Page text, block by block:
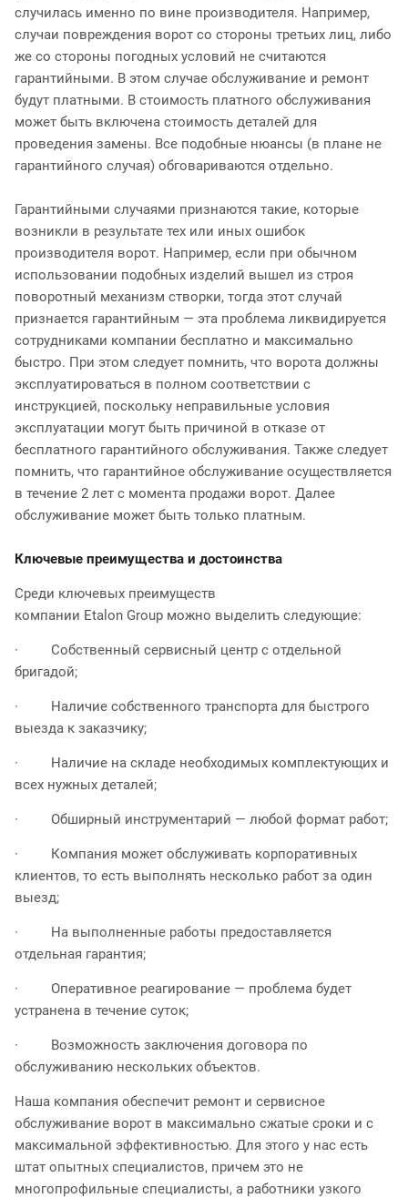
случилась именно по вине производителя. Например,
случаи повреждения ворот со стороны третьих лиц, либо
же со стороны погодных условий не считаются
гарантийными. В этом случае обслуживание и ремонт
будут платными. В стоимость платного обслуживания
может быть включена стоимость деталей для
проведения замены. Все подобные нюансы (в плане не
гарантийного случая) обговариваются отдельно.
Гарантийными случаями признаются такие, которые
возникли в результате тех или иных ошибок
производителя ворот. Например, если при обычном
использовании подобных изделий вышел из строя
поворотный механизм створки, тогда этот случай
признается гарантийным — эта проблема ликвидируется
сотрудниками компании бесплатно и максимально
быстро. При этом следует помнить, что ворота должны
эксплуатироваться в полном соответствии с
инструкцией, поскольку неправильные условия
эксплуатации могут быть причиной в отказе от
бесплатного гарантийного обслуживания. Также следует
помнить, что гарантийное обслуживание осуществляется
в течение 2 лет с момента продажи ворот. Далее
обслуживание может быть только платным.
Ключевые преимущества и достоинства
Среди ключевых преимуществ
компании Etalon Group можно выделить следующие:
· Собственный сервисный центр с отдельной
бригадой;
· Наличие собственного транспорта для быстрого
выезда к заказчику;
· Наличие на складе необходимых комплектующих и
всех нужных деталей;
· Обширный инструментарий — любой формат работ;
· Компания может обслуживать корпоративных
клиентов, то есть выполнять несколько работ за один
выезд;
· На выполненные работы предоставляется
отдельная гарантия;
· Оперативное реагирование — проблема будет
устранена в течение суток;
· Возможность заключения договора по
обслуживанию нескольких объектов.
Наша компания обеспечит ремонт и сервисное
обслуживание ворот в максимально сжатые сроки и с
максимальной эффективностью. Для этого у нас есть
штат опытных специалистов, причем это не
многопрофильные специалисты, а работники узкого